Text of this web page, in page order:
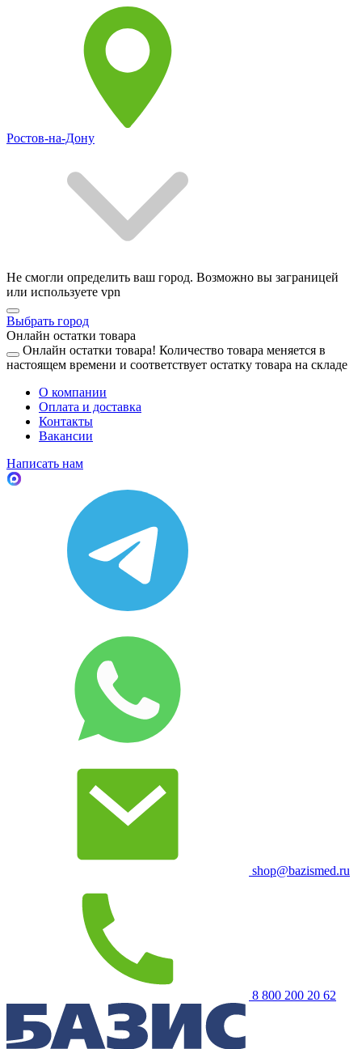
Ростов-на-Дону
Не смогли определить ваш город. Возможно вы заграницей
или используете vpn
Выбрать город
Онлайн остатки товара
Онлайн остатки товара! Количество товара меняется в
настоящем времени и соответствует остатку товара на складе
О компании
Оплата и доставка
Контакты
Вакансии
Написать нам
shop@bazismed.ru
8 800 200 20 62